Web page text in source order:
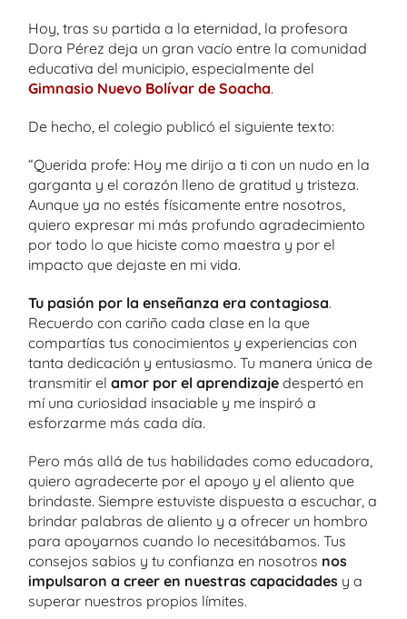
Hoy, tras su partida a la eternidad, la profesora
Dora Pérez deja un gran vacío entre la comunidad
educativa del municipio, especialmente del
Gimnasio Nuevo Bolívar de Soacha.
De hecho, el colegio publicó el siguiente texto:
“Querida profe: Hoy me dirijo a ti con un nudo en la
garganta y el corazón lleno de gratitud y tristeza.
Aunque ya no estés físicamente entre nosotros,
quiero expresar mi más profundo agradecimiento
por todo lo que hiciste como maestra y por el
impacto que dejaste en mi vida.
Tu pasión por la enseñanza era contagiosa.
Recuerdo con cariño cada clase en la que
compartías tus conocimientos y experiencias con
tanta dedicación y entusiasmo. Tu manera única de
transmitir el amor por el aprendizaje despertó en
mí una curiosidad insaciable y me inspiró a
esforzarme más cada día.
Pero más allá de tus habilidades como educadora,
quiero agradecerte por el apoyo y el aliento que
brindaste. Siempre estuviste dispuesta a escuchar, a
brindar palabras de aliento y a ofrecer un hombro
para apoyarnos cuando lo necesitábamos. Tus
consejos sabios y tu confianza en nosotros nos
impulsaron a creer en nuestras capacidades y a
superar nuestros propios límites.